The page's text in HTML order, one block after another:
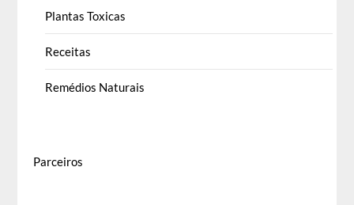
Plantas Toxicas
Receitas
Remédios Naturais
Parceiros